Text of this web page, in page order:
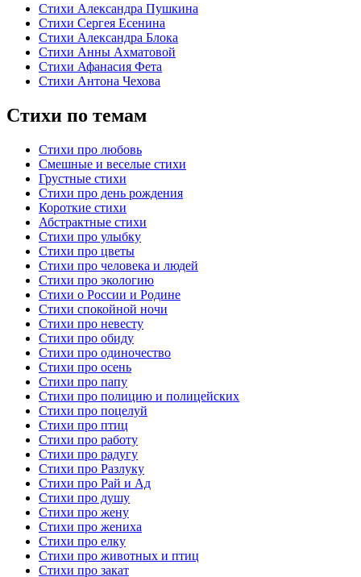
Стихи Александра Пушкина
Стихи Сергея Есенина
Стихи Александра Блока
Стихи Анны Ахматовой
Стихи Афанасия Фета
Стихи Антона Чехова
Стихи по темам
Стихи про любовь
Смешные и веселые стихи
Грустные стихи
Стихи про день рождения
Короткие стихи
Абстрактные стихи
Стихи про улыбку
Стихи про цветы
Стихи про человека и людей
Стихи про экологию
Стихи о России и Родине
Стихи спокойной ночи
Стихи про невесту
Стихи про обиду
Стихи про одиночество
Стихи про осень
Стихи про папу
Стихи про полицию и полицейских
Стихи про поцелуй
Стихи про птиц
Стихи про работу
Стихи про радугу
Стихи про Разлуку
Стихи про Рай и Ад
Стихи про душу
Стихи про жену
Стихи про жениха
Стихи про елку
Стихи про животных и птиц
Стихи про закат